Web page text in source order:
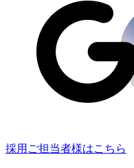
採用ご担当者様はこちら